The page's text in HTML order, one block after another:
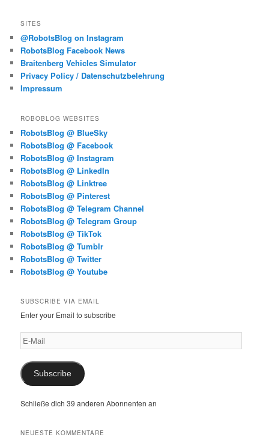
SITES
@RobotsBlog on Instagram
RobotsBlog Facebook News
Braitenberg Vehicles Simulator
Privacy Policy / Datenschutzbelehrung
Impressum
ROBOBLOG WEBSITES
RobotsBlog @ BlueSky
RobotsBlog @ Facebook
RobotsBlog @ Instagram
RobotsBlog @ LinkedIn
RobotsBlog @ Linktree
RobotsBlog @ Pinterest
RobotsBlog @ Telegram Channel
RobotsBlog @ Telegram Group
RobotsBlog @ TikTok
RobotsBlog @ Tumblr
RobotsBlog @ Twitter
RobotsBlog @ Youtube
SUBSCRIBE VIA EMAIL
Enter your Email to subscribe
E-
Mail
Subscribe
Schließe dich 39 anderen Abonnenten an
NEUESTE KOMMENTARE